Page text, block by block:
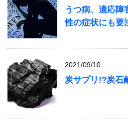
うつ病、適応障
性の症状にも要
2021/09/10
炭サプリ!?炭石